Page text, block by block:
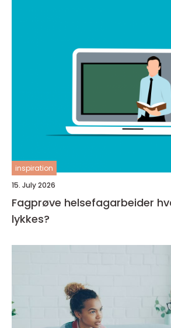
inspiration
15. July 2026
Fagprøve helsefagarbeider hva kreves for å
lykkes?